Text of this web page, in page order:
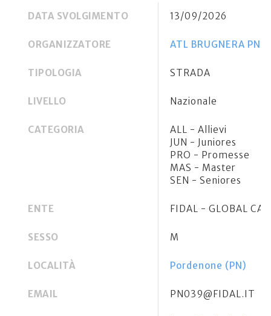
DATA SVOLGIMENTO 13/09/2026
ORGANIZZATORE ATL BRUGNERA PN
TIPOLOGIA STRADA
LIVELLO Nazionale
CATEGORIA
ALL - Allievi
JUN - Juniores
PRO - Promesse
MAS - Master
SEN - Seniores
ENTE FIDAL - GLOBAL
SESSO M
LOCALITÀ Pordenone (PN)
EMAIL PN039@FIDAL.IT